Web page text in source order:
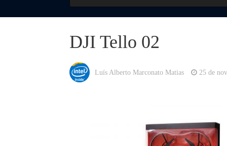
DJI Tello 02
Luís Alberto Marconato Matias 25 de